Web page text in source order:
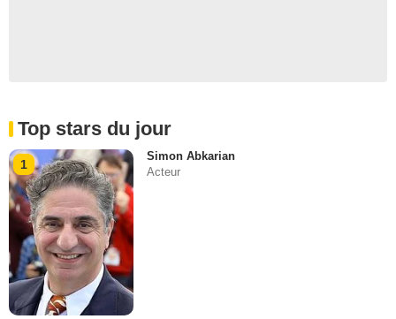
Top stars du jour
1
Simon Abkarian
Acteur